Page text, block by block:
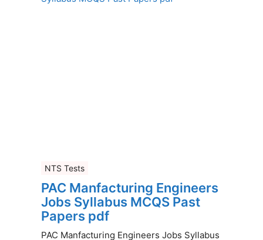
NTS Tests
PAC Manfacturing Engineers
Jobs Syllabus MCQS Past
Papers pdf
PAC Manfacturing Engineers Jobs Syllabus